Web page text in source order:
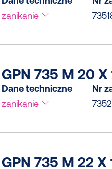
zanikanie
GPN 735 M 20 X
Dane techniczne
zanikanie
Nr
GPN 735 M 22 X